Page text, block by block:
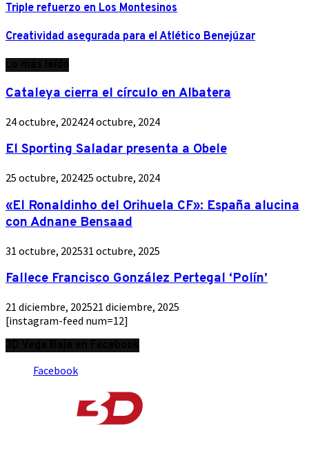
Triple refuerzo en Los Montesinos
Creatividad asegurada para el Atlético Benejúzar
Cataleya cierra el círculo en Albatera
24 octubre, 202424 octubre, 2024
El Sporting Saladar presenta a Obele
25 octubre, 202425 octubre, 2024
«El Ronaldinho del Orihuela CF»: España alucina
con Adnane Bensaad
31 octubre, 202531 octubre, 2025
Fallece Francisco González Pertegal ‘Polín’
21 diciembre, 202521 diciembre, 2025
[instagram-feed num=12]
Facebook